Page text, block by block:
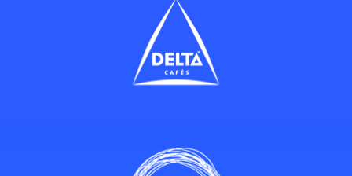
massa" e os formadores
são impecáveis. Saio daqui